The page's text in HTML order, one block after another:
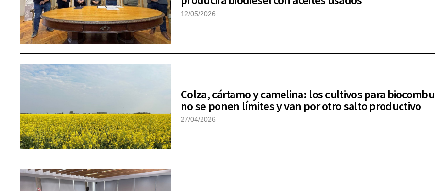
12/05/2026
Colza, cártamo y camelina: los cultivos para
no se ponen límites y van por otro salto productivo
27/04/2026